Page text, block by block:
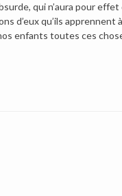
qui n’aura pour effet
d’eux qu’ils
enfants toutes ces